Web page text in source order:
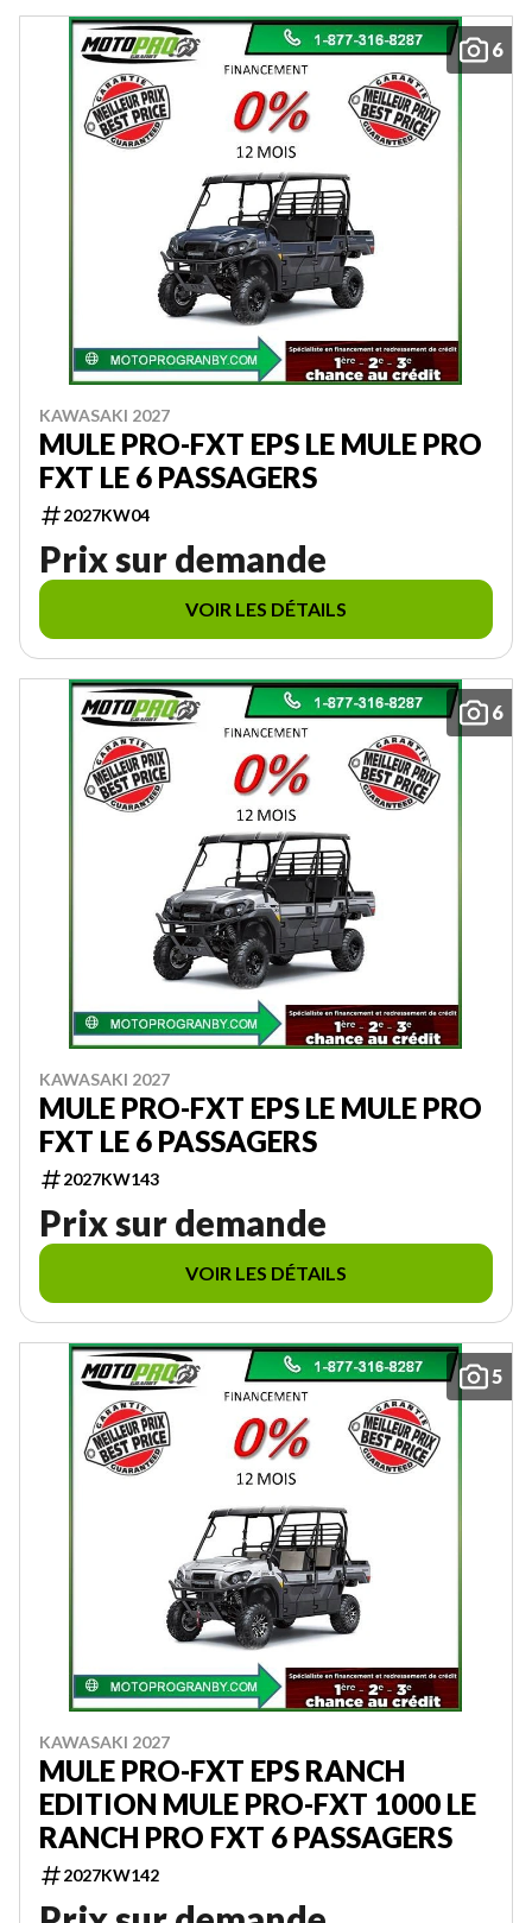
6
KAWASAKI 2027
MULE PRO-FXT EPS LE MULE PRO
FXT LE 6 PASSAGERS
2027KW04
Prix sur demande
VOIR LES DÉTAILS
6
KAWASAKI 2027
MULE PRO-FXT EPS LE MULE PRO
FXT LE 6 PASSAGERS
2027KW143
Prix sur demande
VOIR LES DÉTAILS
5
KAWASAKI 2027
MULE PRO-FXT EPS RANCH
EDITION MULE PRO-FXT 1000 LE
RANCH PRO FXT 6 PASSAGERS
2027KW142